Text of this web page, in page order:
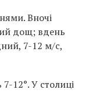
Вночі
дощ; вдень
7-12 м/с,
12°. У столиці